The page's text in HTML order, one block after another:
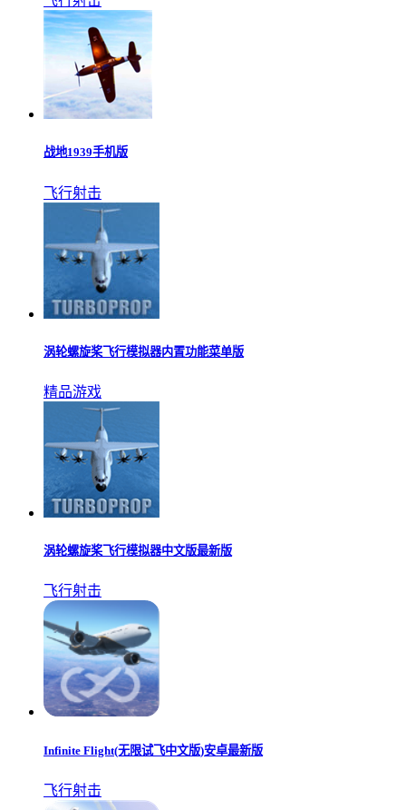
战地1939手机版
飞行射击
涡轮螺旋桨飞行模拟器内置功能菜单版
精品游戏
涡轮螺旋桨飞行模拟器中文版最新版
飞行射击
Infinite Flight(无限试飞中文版)安卓最新版
飞行射击